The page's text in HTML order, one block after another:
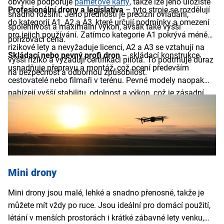
snadno rozšířit. Jeho předností je precizní ovládání,
spolehlivost a maximální výkon, avšak také vyšší
pořizovací cena.
Profesionální drony a legislativa – tyto stroje se rozdělují
do kategorií A1, A2 a A3, které určují podmínky a omezení
pro jejich používání. Zatímco kategorie A1 pokrývá méně
rizikové lety a nevyžaduje licenci, A2 a A3 se vztahují na
vyšší riziko a vyžadují certifikaci pilota. To podtrhuje důraz
na bezpečnost a odbornou způsobilost.
Skládací nebo pevný profi dron– skládací konstrukce
usnadňuje přepravu a montáž, což ocení především
cestovatelé nebo filmaři v terénu. Pevné modely naopak
nabízejí vyšší stabilitu, odolnost a výkon, což je zásadní
pro náročné profesionální nasazení.
Mini drony
Mini drony jsou malé, lehké a snadno přenosné, takže je
můžete mít vždy po ruce. Jsou ideální pro domácí použití,
létání v menších prostorách i krátké zábavné lety venku,